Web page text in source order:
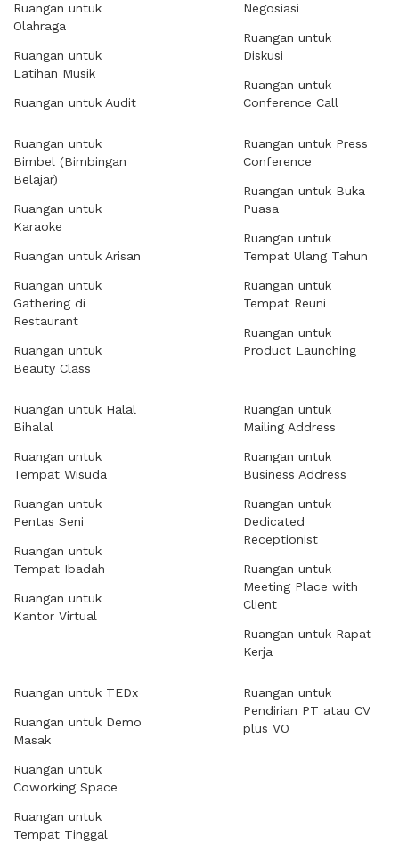
Ruangan untuk
Olahraga
Ruangan untuk
Latihan Musik
Ruangan untuk Audit
Negosiasi
Ruangan untuk
Diskusi
Ruangan untuk
Conference Call
Ruangan untuk
Bimbel (Bimbingan
Belajar)
Ruangan untuk
Karaoke
Ruangan untuk Arisan
Ruangan untuk
Gathering di
Restaurant
Ruangan untuk
Beauty Class
Ruangan untuk Press
Conference
Ruangan untuk Buka
Puasa
Ruangan untuk
Tempat Ulang Tahun
Ruangan untuk
Tempat Reuni
Ruangan untuk
Product Launching
Ruangan untuk Halal
Bihalal
Ruangan untuk
Tempat Wisuda
Ruangan untuk
Pentas Seni
Ruangan untuk
Tempat Ibadah
Ruangan untuk
Kantor Virtual
Ruangan untuk
Mailing Address
Ruangan untuk
Business Address
Ruangan untuk
Dedicated
Receptionist
Ruangan untuk
Meeting Place with
Client
Ruangan untuk Rapat
Kerja
Ruangan untuk TEDx
Ruangan untuk Demo
Masak
Ruangan untuk
Coworking Space
Ruangan untuk
Tempat Tinggal
Ruangan untuk
Pendirian PT atau CV
plus VO